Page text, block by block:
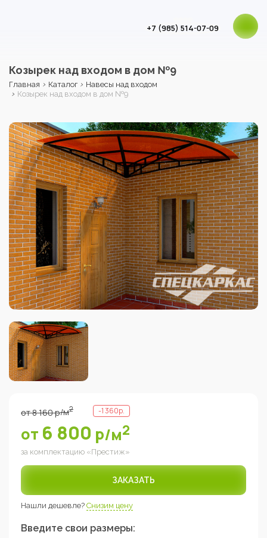
+7 (985) 514-07-09
Козырек над входом в дом №9
Главная › Каталог › Навесы над входом
› Козырек над входом в дом №9
от8 160р/м2 -1 360р.
от 6 800 р/м2
за комплектацию «Престиж»
ЗАКАЗАТЬ
Нашли дешевле? Снизим цену
Введите свои размеры: